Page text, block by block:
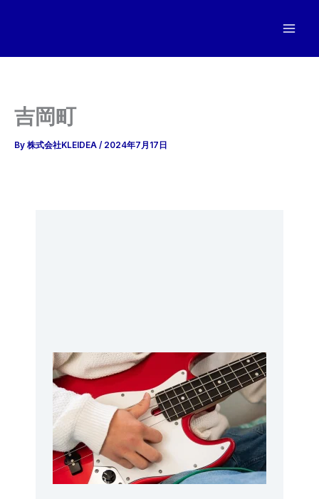
吉岡町
By 株式会社KLEIDEA / 2024年7月17日